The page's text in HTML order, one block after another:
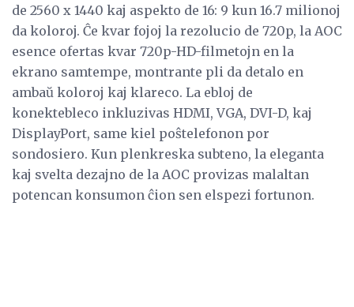
de 2560 x 1440 kaj aspekto de 16: 9 kun 16.7 milionoj
da koloroj. Ĉe kvar fojoj la rezolucio de 720p, la AOC
esence ofertas kvar 720p-HD-filmetojn en la
ekrano samtempe, montrante pli da detalo en
ambaŭ koloroj kaj klareco. La ebloj de
konektebleco inkluzivas HDMI, VGA, DVI-D, kaj
DisplayPort, same kiel poŝtelefonon por
sondosiero. Kun plenkreska subteno, la eleganta
kaj svelta dezajno de la AOC provizas malaltan
potencan konsumon ĉion sen elspezi fortunon.